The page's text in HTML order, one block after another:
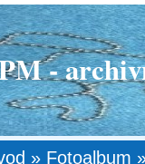
-
» Fotoalbum